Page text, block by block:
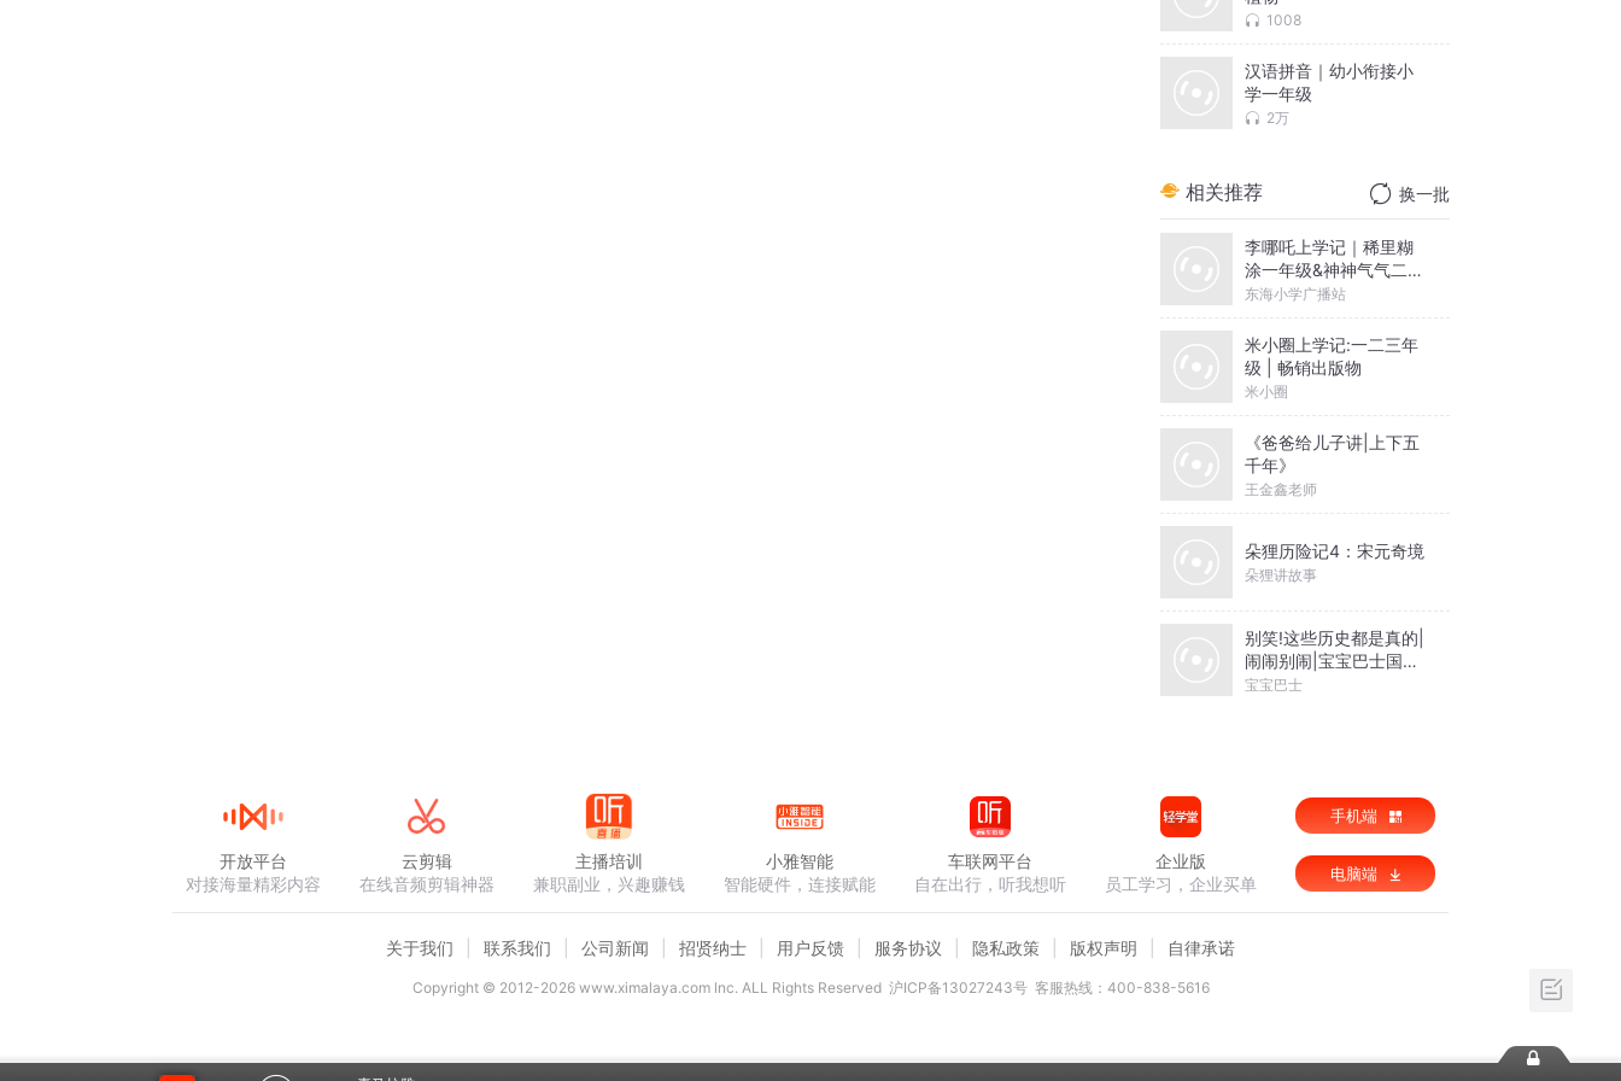
1008
汉语拼音｜幼小衔接小
学一年级
2万
相关推荐 换一批
李哪吒上学记｜稀里糊
涂一年级&神神气气二年
级
东海小学广播站
米小圈上学记:一二三年
级 | 畅销出版物
米小圈
《爸爸给儿子讲|上下五
千年》
王金鑫老师
朵狸历险记4：宋元奇境
朵狸讲故事
别笑!这些历史都是真的|
闹闹别闹|宝宝巴士国学
故事
宝宝巴士
开放平台
对接海量精彩内容
云剪辑
在线音频剪辑神器
主播培训
兼职副业，兴趣赚钱
小雅智能
智能硬件，连接赋能
车联网平台
自在出行，听我想听
企业版
员工学习，企业买单
手机端
电脑端
关于我们 联系我们 公司新闻 招贤纳士 用户反馈 服务协议 隐私政策 版权声明 自律承诺
Copyright © 2012-2026www.ximalaya.com lnc. ALL Rights Reserved 沪ICP备13027243号 客服热线：400-838-5616